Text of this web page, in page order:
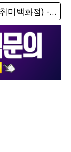
┼ミ존클올레이디방.comミ┼존클❤️‍🔥(취미백화점) - 단톡방